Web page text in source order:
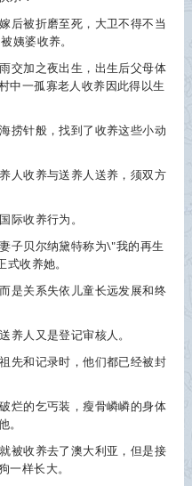
后被折磨至死，大卫不得不当
姨婆收养。
交加之夜出生，出生后父母体
中一孤寡老人收养因此得以生
捞针般，找到了收养这些小动
人收养与送养人送养，须双方
际收养行为。
子贝尔纳黛特称为\"我的再生
式收养她。
是关系失依儿童长远发展和终
养人又是登记审核人。
先和记录时，他们都已经被封
烂的乞丐装，瘦骨嶙嶙的身体
。
被收养去了澳大利亚，但是接
一样长大。